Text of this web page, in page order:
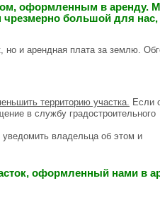
оформленным в аренду.
большой для нас,
и арендная плата за землю.
территорию участка. Если
в службу градостроительного
уведомить владельца об этом и
оформленный нами в